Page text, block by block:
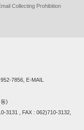
Collecting Prohibition
7856, E-MAIL
)
3131 , FAX : 062)710-3132,